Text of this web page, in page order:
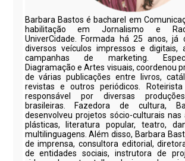
Barbara Bastos é bacharel em
habilitação em Jornalismo e
UniverCidade. Formada há 25 anos, já
diversos veículos impressos e digitais,
campanhas de marketing.
Diagramação e Artes visuais, coordenou
de várias publicações entre livros,
revistas e outros periódicos.
responsável por diversas
brasileiras. Fazedora de cultura,
desenvolveu projetos sócio-culturais
plásticas, literatura popular, teatro,
multilinguagens. Além disso, Barbara
de imprensa, consultora editorial,
de entidades sociais, instrutora de